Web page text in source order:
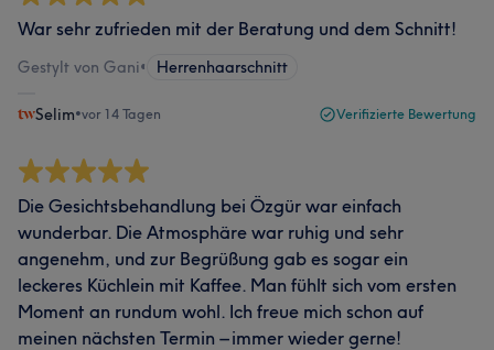
War sehr zufrieden mit der Beratung und dem Schnitt!
Gestylt von Gani• Herrenhaarschnitt
Selim•vor 14 Tagen Verifizierte Bewertung
Die Gesichtsbehandlung bei Özgür war einfach
wunderbar. Die Atmosphäre war ruhig und sehr
angenehm, und zur Begrüßung gab es sogar ein
leckeres Küchlein mit Kaffee. Man fühlt sich vom ersten
Moment an rundum wohl. Ich freue mich schon auf
meinen nächsten Termin – immer wieder gerne!